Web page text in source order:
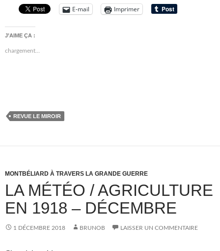
E-mail Imprimer
J’AIME ÇA :
chargement…
REVUE LE MIROIR
MONTBÉLIARD À TRAVERS LA GRANDE GUERRE
LA MÉTÉO / AGRICULTURE
EN 1918 – DÉCEMBRE
1 DÉCEMBRE 2018 BRUNOB LAISSER UN COMMENTAIRE